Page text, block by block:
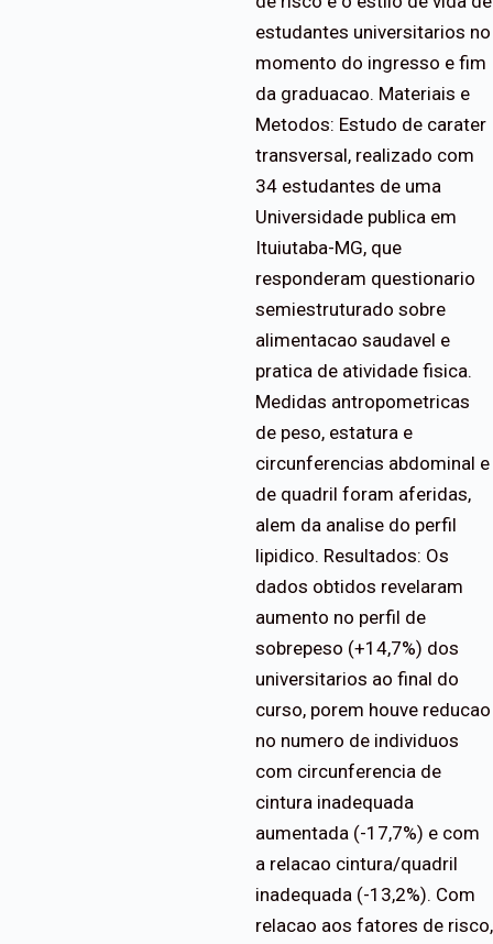
estudantes universitarios no
momento do ingresso e fim
da graduacao. Materiais e
Metodos: Estudo de carater
transversal, realizado com
34 estudantes de uma
Universidade publica em
Ituiutaba-MG, que
responderam questionario
semiestruturado sobre
alimentacao saudavel e
pratica de atividade fisica.
Medidas antropometricas
de peso, estatura e
circunferencias abdominal e
de quadril foram aferidas,
alem da analise do perfil
lipidico. Resultados: Os
dados obtidos revelaram
aumento no perfil de
sobrepeso (+14,7%) dos
universitarios ao final do
curso, porem houve reducao
no numero de individuos
com circunferencia de
cintura inadequada
aumentada (-17,7%) e com
a relacao cintura/quadril
inadequada (-13,2%). Com
relacao aos fatores de risco,